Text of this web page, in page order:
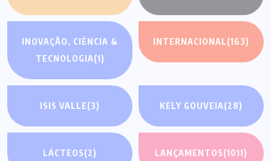
INOVAÇÃO, CIÊNCIA &
TECNOLOGIA(1)
INTERNACIONAL(163)
ISIS VALLE(3) KELY GOUVEIA(28)
LÁCTEOS(2) LANÇAMENTOS(1011)